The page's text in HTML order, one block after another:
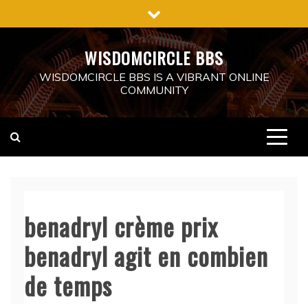
to
WISDOMCIRCLE BBS
WISDOMCIRCLE BBS IS A VIBRANT ONLINE
COMMUNITY
benadryl crème prix
benadryl agit en combien
de temps